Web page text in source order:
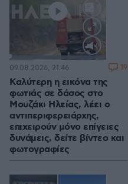
Loaded:
100.00%
Καλύτερη η εικόνα της
φωτιάς σε δάσος στο
Μουζάκι Ηλείας, λέει ο
αντιπεριφερειάρχης,
επιχειρούν μόνο επίγειες
δυνάμεις, δείτε βίντεο και
φωτογραφίες
09.08.2026, 21:46 19